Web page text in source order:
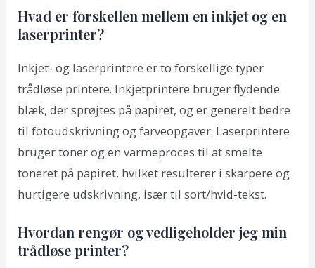
Hvad er forskellen mellem en inkjet og en
laserprinter?
Inkjet- og laserprintere er to forskellige typer
trådløse printere. Inkjetprintere bruger flydende
blæk, der sprøjtes på papiret, og er generelt bedre
til fotoudskrivning og farveopgaver. Laserprintere
bruger toner og en varmeproces til at smelte
toneret på papiret, hvilket resulterer i skarpere og
hurtigere udskrivning, især til sort/hvid-tekst.
Hvordan rengør og vedligeholder jeg min
trådløse printer?